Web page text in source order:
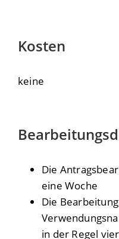
Kosten
keine
Die
eine Woche
Die
in der Regel